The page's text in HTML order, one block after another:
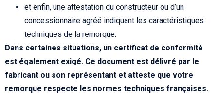
et enfin, une attestation du constructeur ou d’un
concessionnaire agréé indiquant les caractéristiques
techniques de la remorque.
Dans certaines situations, un certificat de conformité
est également exigé. Ce document est délivré par le
fabricant ou son représentant et atteste que votre
remorque respecte les normes techniques françaises.